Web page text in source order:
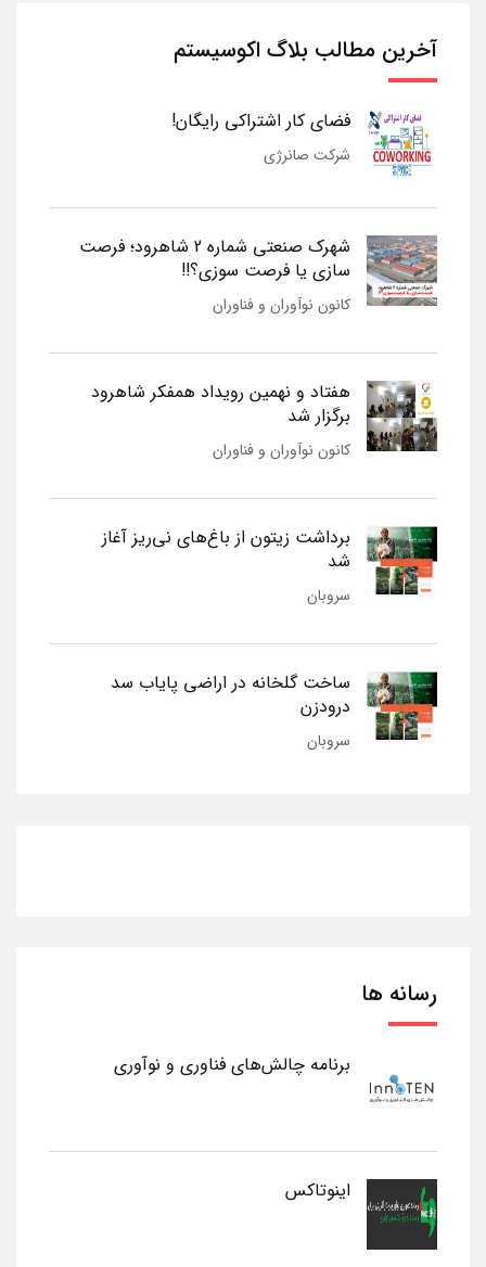
آخرین مطالب بلاگ اکوسیستم
فضای کار اشتراکی رایگان!
شرکت صانرژی
شهرک صنعتی شماره 2 شاهرود؛ فرصت
سازی یا فرصت سوزی؟!!
کانون نوآوران و فناوران
هفتاد و نهمین رویداد همفکر شاهرود
برگزار شد
کانون نوآوران و فناوران
برداشت زیتون از باغ‌های نی‌ریز آغاز
شد
سروبان
ساخت گلخانه در اراضی پایاب سد
درودزن
سروبان
رسانه ها
برنامه چالش‌های فناوری و نوآوری
اینوتاکس